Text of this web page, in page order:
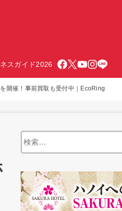
スガイド2026
開催！事前買取も受付中｜EcoRing